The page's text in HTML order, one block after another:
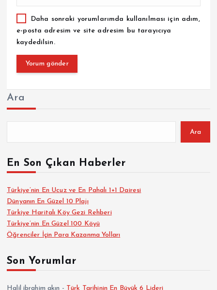
Daha sonraki yorumlarımda kullanılması için adım,
e-posta adresim ve site adresim bu tarayıcıya
kaydedilsin.
Ara
Ara
En Son Çıkan Haberler
Türkiye’nin En Ucuz ve En Pahalı 1+1 Dairesi
Dünyanın En Güzel 10 Plajı
Türkiye Haritalı Köy Gezi Rehberi
Türkiye’nin En Güzel 100 Köyü
Öğrenciler İçin Para Kazanma Yolları
Son Yorumlar
Halil ibrahim akın - Türk Tarihinin En Büyük 6 Lideri